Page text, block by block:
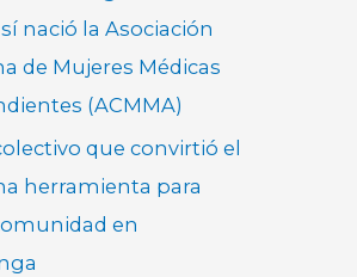
nació la Asociación
de Mujeres Médicas
(ACMMA)
que convirtió el
herramienta para
en